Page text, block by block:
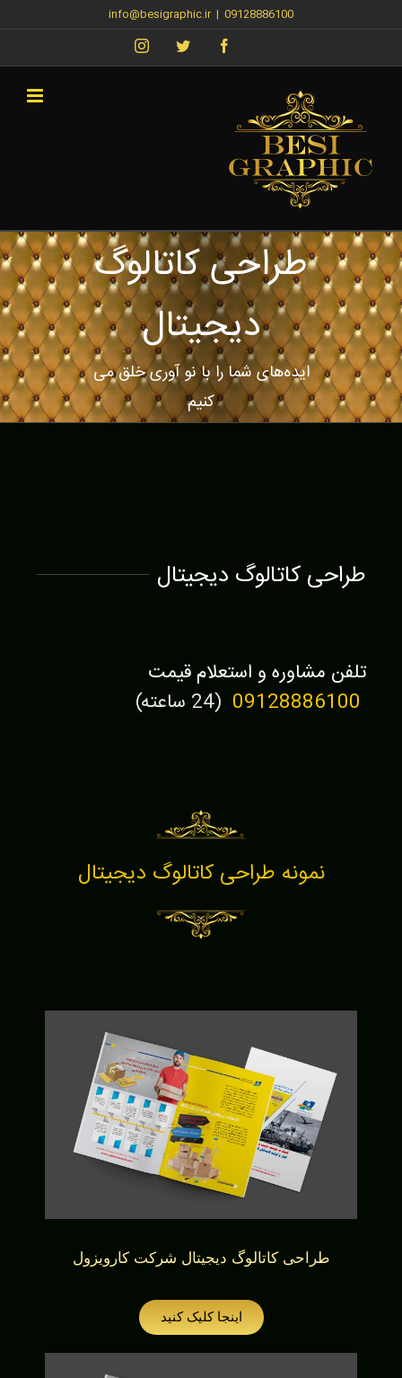
09128886100
|
info@besigraphic.ir
طراحی کاتالوگ
دیجیتال
ایده‌های شما را با نو آوری خلق می
کنیم
طراحی کاتالوگ دیجیتال
تلفن مشاوره و استعلام قیمت
09128886100 (24 ساعته)
نمونه طراحی کاتالوگ دیجیتال
طراحی کاتالوگ دیجیتال شرکت کارویزول
اینجا کلیک کنید